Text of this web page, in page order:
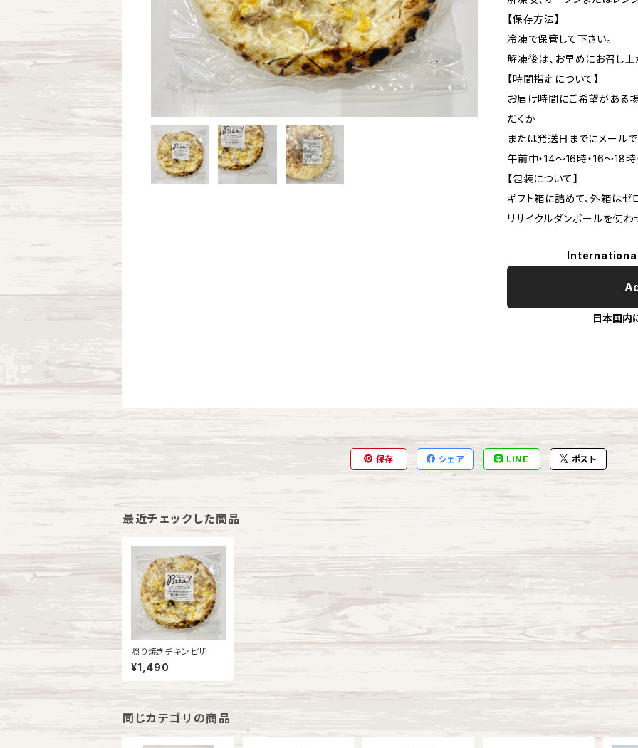
【保存方法】
冷凍で保管して下さい。
解凍後は、お早めにお召し上
【時間指定について】
お届け時間にご希望がある
だくか
または発送日までにメールで
午前中・14～16時・16～18
【包装について】
ギフト箱に詰めて、外箱はゼ
リサイクルダンボールを使わ
日本国内
保存 シェア LINE ポスト
最近チェックした商品
照り焼きチキンピザ
¥1,490
同じカテゴリの商品